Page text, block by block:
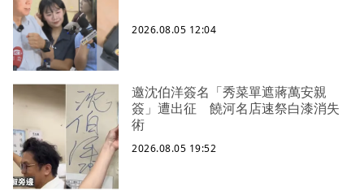
2026.08.05 12:04
邀沈伯洋簽名「秀菜單遮蔣萬安親
簽」遭出征 饒河名店速祭白漆消失
術
2026.08.05 19:52